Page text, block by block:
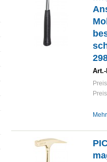
Art.-